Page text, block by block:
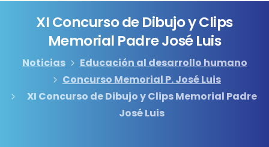
XIConcursodeDibujoyClips
Memorial PadreJoséLuis
Noticias
Educación al desarrollo humano
Concurso Memorial P. José Luis
XI Concurso de Dibujo y Clips Memorial Padre
José Luis